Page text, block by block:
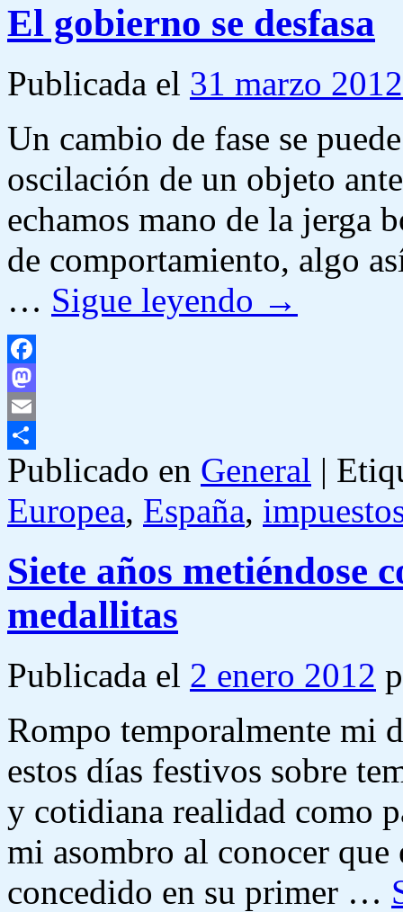
El gobierno se desfasa
Publicada el 31 marzo 2012
Un cambio de fase se
oscilación de un objeto
echamos mano de la jerga
de comportamiento, algo
… Sigue leyendo →
Facebook
Mastodon
Email
Compartir
Publicado en General |
Europea, España,
Siete años metiéndose
medallitas
Publicada el 2 enero 2012
Rompo temporalmente mi
estos días festivos sobre
y cotidiana realidad como
mi asombro al conocer
concedido en su primer …